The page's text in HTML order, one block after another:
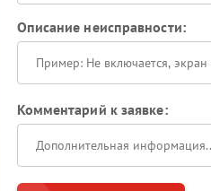
Описание неисправности:
Комментарий к заявке: